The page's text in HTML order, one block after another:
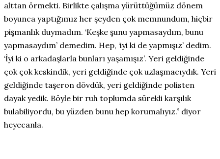
alttan örmekti. Birlikte çalışma yürüttüğümüz dönem
boyunca yaptığımız her şeyden çok memnundum, hiçbir
pişmanlık duymadım. ‘Keşke şunu yapmasaydım, bunu
yapmasaydım’ demedim. Hep, ‘iyi ki de yapmışız’ dedim.
‘İyi ki o arkadaşlarla bunları yaşamışız’. Yeri geldiğinde
çok çok keskindik, yeri geldiğinde çok uzlaşmacıydık. Yeri
geldiğinde taşeron dövdük, yeri geldiğinde polisten
dayak yedik. Böyle bir ruh toplumda sürekli karşılık
bulabiliyordu, bu yüzden bunu hep korumalıyız.” diyor
heyecanla.